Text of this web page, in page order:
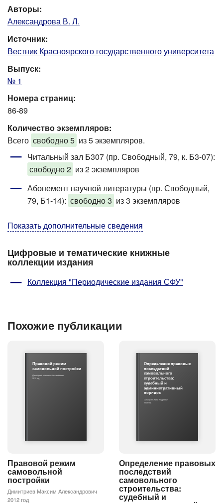
Авторы:
Александрова В. Л.
Источник:
Вестник Красноярского государственного университета
Выпуск:
№ 1
Номера страниц:
86-89
Количество экземпляров:
Всего свободно 5 из 5 экземпляров.
Читальный зал Б307 (пр. Свободный, 79, к. Б3-07):
свободно 2 из 2 экземпляров
Абонемент научной литературы (пр. Свободный,
79, Б1-14): свободно 3 из 3 экземпляров
Показать дополнительные сведения
Цифровые и тематические книжные
коллекции издания
Коллекция "Периодические издания СФУ"
Похожие публикации
Правовой режим
самовольной постройки
Димитриев Максим Александрович
2012 год
Правовой режим
самовольной
постройки
Димитриев Максим Александрович
2012 год
Определение правовых
последствий
самовольного
строительства:
судебный и
административный
порядок
Синицын Сергей Андреевич
2016 год
Определение правовых
последствий
самовольного
строительства:
судебный и